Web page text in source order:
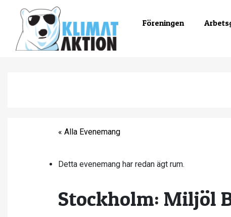
Föreningen
« Alla Evenemang
Detta evenemang har redan ägt rum.
Stockholm: Miljöl